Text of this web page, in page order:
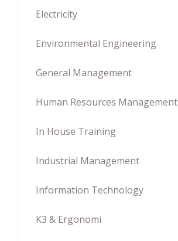
Electricity
Environmental Engineering
General Management
Human Resources Management
In House Training
Industrial Management
Information Technology
K3 & Ergonomi